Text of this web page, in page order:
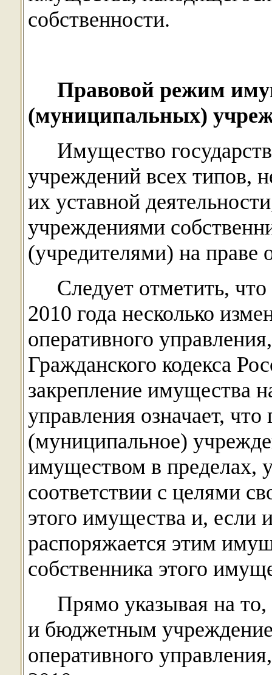
собственности.
Правовой режим
(муниципальных)
Имущество
учреждений всех типов,
их уставной
учреждениями
(учредителями) на праве
Следует отметить,
2010 года несколько
оперативного
Гражданского кодекса
закрепление имущества
управления означает, что
(муниципальное)
имуществом в пределах,
соответствии с целями
этого имущества и, если
распоряжается этим
собственника этого
Прямо указывая на
и бюджетным
оперативного